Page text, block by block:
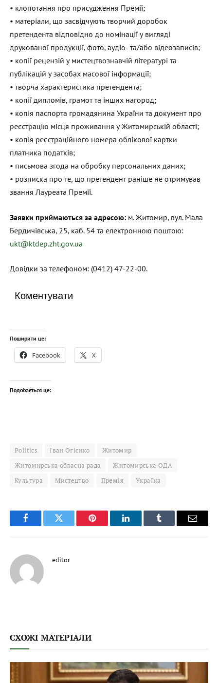
• клопотання про присудження Премії;
• матеріали, що засвідчують творчий доробок
претендента відповідно до номінації у вигляді
друкованої продукції, фото, аудіо- та/або відеозаписів;
• копії рецензій у мистецтвознавчій літературі та
публікацій у засобах масової інформації;
• творча характеристика претендента;
• копії дипломів, грамот та інших нагород;
• копія паспорта громадянина України та документ про
реєстрацію місця проживання у Житомирській області;
• копія реєстраційного номера облікової картки
платника податків;
• письмова згода на обробку персональних даних;
• розписка про те, що претендент раніше не отримував
звання Лауреата Премії.
Заявки приймаються за адресою: м. Житомир, вул. Мала
Бердичівська, 25, каб. 54 та електронною поштою:
ukt@ktdep.zht.gov.ua
Довідки за телефоном: (0412) 47-22-00.
Коментувати
Поширити це:
Facebook X
Подобається це:
Politics Іван Огієнко
Житомир
Житомирська обласна рада
Житомирська ОДА
Культура
Мистецтво Премія Україна
FacebookTwitter Pinterest LinkedInTumblr Email
editor
СХОЖІ МАТЕРІАЛИ